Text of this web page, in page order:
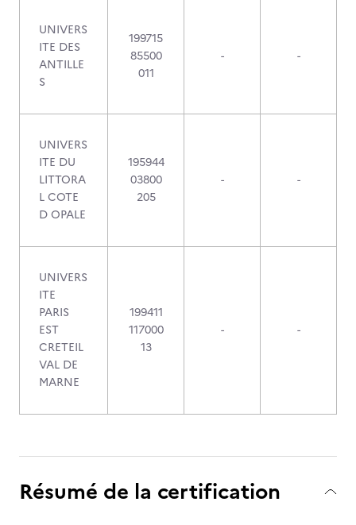
UNIVERS
ITE DES
ANTILLE
S
199715
85500
011
- -
UNIVERS
ITE DU
LITTORA
L COTE
D OPALE
195944
03800
205
- -
UNIVERS
ITE
PARIS
EST
CRETEIL
VAL DE
MARNE
199411
117000
13
- -
Résumé de la certification